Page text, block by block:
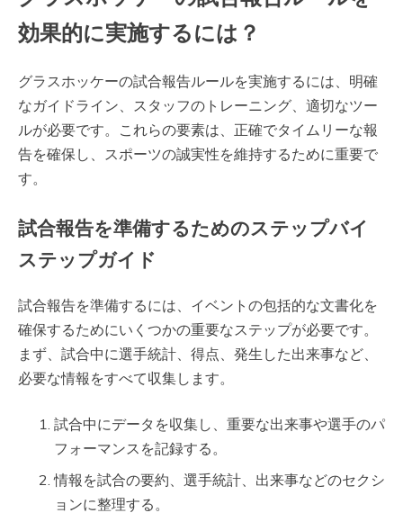
効果的に実施するには？
グラスホッケーの試合報告ルールを実施するには、明確
なガイドライン、スタッフのトレーニング、適切なツー
ルが必要です。これらの要素は、正確でタイムリーな報
告を確保し、スポーツの誠実性を維持するために重要で
す。
試合報告を準備するためのステップバイ
ステップガイド
試合報告を準備するには、イベントの包括的な文書化を
確保するためにいくつかの重要なステップが必要です。
まず、試合中に選手統計、得点、発生した出来事など、
必要な情報をすべて収集します。
試合中にデータを収集し、重要な出来事や選手のパ
フォーマンスを記録する。
情報を試合の要約、選手統計、出来事などのセクシ
ョンに整理する。